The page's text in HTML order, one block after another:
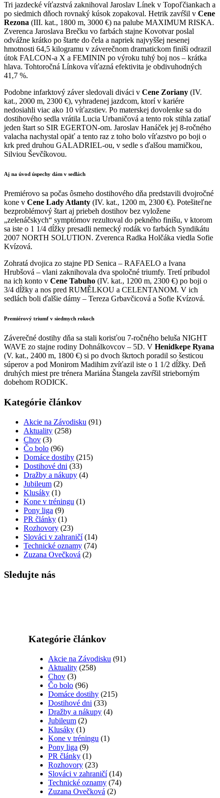
Tri jazdecké víťazstvá zaknihoval Jaroslav Línek v Topoľčiankach a
po siedmich dňoch rovnaký kúsok zopakoval. Hetrik zavŕšil v Cene
Rezona (III. kat., 1800 m, 3000 €) na palube MAXIMUM RISKA.
Zverenca Jaroslava Brečku vo farbách stajne Kovotvar poslal
odvážne krátko po štarte do čela a napriek najvyššej nesenej
hmotnosti 64,5 kilogramu v záverečnom dramatickom finiši odrazil
útok FALCON-a X a FEMININ po výroku tuhý boj nos – krátka
hlava. Tohtoročná Línkova víťazná efektivita je obdivuhodných
41,7 %.
Podobne infarktový záver sledovali diváci v Cene Zoriany (IV.
kat., 2000 m, 2300 €), vyhradenej jazdcom, ktorí v kariére
nedosiahli viac ako 10 víťazstiev. Po materskej dovolenke sa do
dostihového sedla vrátila Lucia Urbaničová a tento rok stihla zatiaľ
jeden štart so SIR EGERTON-om. Jaroslav Hanáček jej 8-ročného
valacha nachystal opäť a tento raz z toho bolo víťazstvo po boji o
krk pred druhou GALADRIEL-ou, v sedle s ďalšou mamičkou,
Silviou Ševčíkovou.
Aj na úvod úspechy dám v sedlách
Premiérovo sa počas ôsmeho dostihového dňa predstavili dvojročné
kone v Cene Lady Atlanty (IV. kat., 1200 m, 2300 €). Potešiteľne
bezproblémový štart aj priebeh dostihov bez vyložene
„zelenáčskych“ symptómov rezultoval do pekného finišu, v ktorom
sa iste o 1 1/4 dĺžky presadli nemecký rodák vo farbách Syndikátu
2007 NORTH SOLUTION. Zverenca Radka Holčáka viedla Sofie
Kvízová.
Zohratá dvojica zo stajne PD Senica – RAFAELO a Ivana
Hrubšová – vlani zaknihovala dva spoločné triumfy. Tretí pribudol
na ich konto v Cene Tabuho (IV. kat., 1200 m, 2300 €) po boji o
3/4 dĺžky a nos pred RUMĚLKOU a CELENTANOM. V ich
sedlách boli ďalšie dámy – Tereza Grbavčicová a Sofie Kvízová.
Premiérový triumf v siedmych rokoch
Záverečné dostihy dňa sa stali korisťou 7-ročného beluša NIGHT
WAVE zo stajne rodiny Dohnálkovcov – 5D. V Henidkepe Ryana
(V. kat., 2400 m, 1800 €) si po dvoch škrtoch poradil so šesticou
súperov a pod Monirom Madihim zvíťazil iste o 1 1/2 dĺžky. Deň
druhých miest pre trénera Mariána Štangela zavŕšil strieborným
dobehom RODICK.
Kategórie článkov
Akcie na Závodisku (91)
Aktuality (258)
Chov (3)
Čo bolo (96)
Domáce dostihy (215)
Dostihové dni (33)
Dražby a nákupy (4)
Jubileum (2)
Klusáky (1)
Kone v tréningu (1)
Pony liga (9)
PR články (1)
Rozhovory (23)
Slováci v zahraničí(14)
Technické oznamy (74)
Zuzana Ovečková (2)
Sledujte nás
Kategórie článkov
Akcie na Závodisku (91)
Aktuality (258)
Chov (3)
Čo bolo (96)
Domáce dostihy (215)
Dostihové dni (33)
Dražby a nákupy (4)
Jubileum (2)
Klusáky (1)
Kone v tréningu (1)
Pony liga (9)
PR články (1)
Rozhovory (23)
Slováci v zahraničí(14)
Technické oznamy (74)
Zuzana Ovečková (2)